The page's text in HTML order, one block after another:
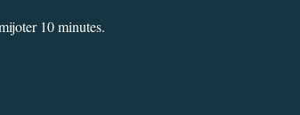
10 minutes.